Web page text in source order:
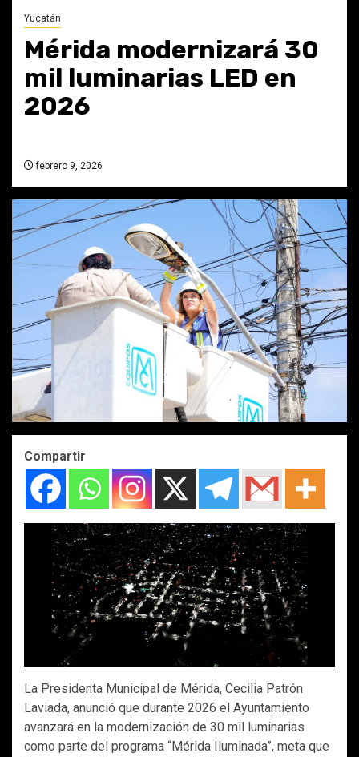
Yucatán
Mérida modernizará 30
mil luminarias LED en
2026
febrero 9, 2026
Compartir
La Presidenta Municipal de Mérida, Cecilia Patrón
Laviada, anunció que durante 2026 el Ayuntamiento
avanzará en la modernización de 30 mil luminarias
como parte del programa “Mérida Iluminada”, meta que